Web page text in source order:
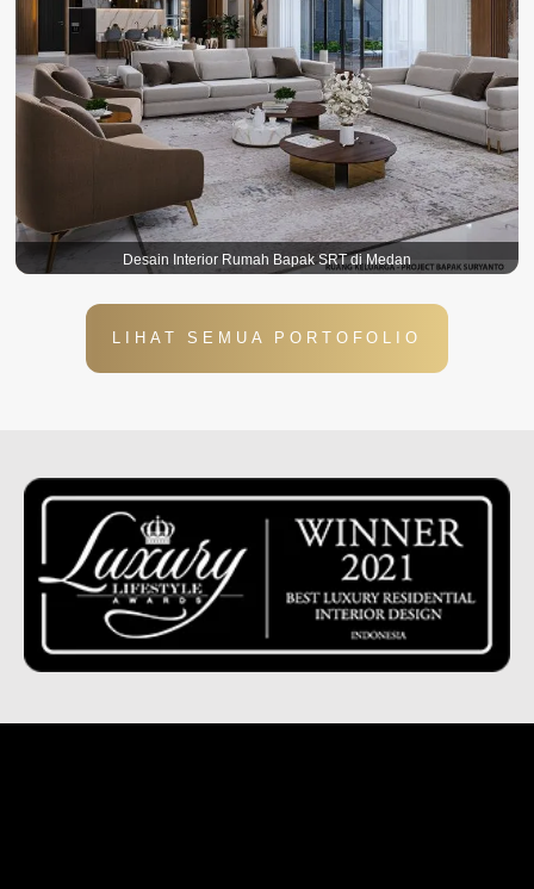
Desain Interior Rumah Bapak SRT di Medan
LIHAT SEMUA PORTOFOLIO